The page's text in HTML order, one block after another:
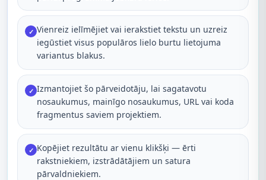
✓ Vienreiz ielīmējiet vai ierakstiet tekstu un uzreiz
iegūstiet visus populāros lielo burtu lietojuma
variantus blakus.
✓ Izmantojiet šo pārveidotāju, lai sagatavotu
nosaukumus, mainīgo nosaukumus, URL vai koda
fragmentus saviem projektiem.
✓ Kopējiet rezultātu ar vienu klikšķi — ērti
rakstniekiem, izstrādātājiem un satura
pārvaldniekiem.